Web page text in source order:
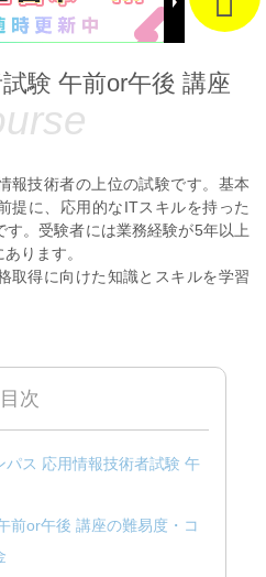
験 午前or午後 講座
報技術者の上位の試験です。 基本
提に、応用的なITスキルを持った
す。受験者には業務経験が5年以上
ります。
取得に向けた知識とスキルを学習
目次
パス 応用情報技術者試験 午
前or午後 講座の難易度・コ